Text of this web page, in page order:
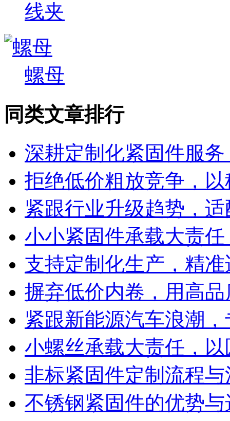
线夹
螺母
同类文章排行
深耕定制化紧固件服
拒绝低价粗放竞争，
紧跟行业升级趋势，
小小紧固件承载大责
支持定制化生产，精
摒弃低价内卷，用高
紧跟新能源汽车浪潮
小螺丝承载大责任，
非标紧固件定制流程
不锈钢紧固件的优势